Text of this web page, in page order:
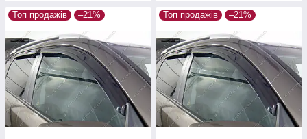
Топ продажів –21% Топ продажів –21%